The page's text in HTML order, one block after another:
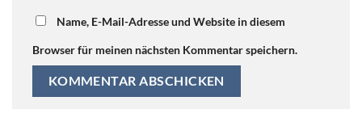
Name, E-Mail-Adresse und Website in diesem
Browser für meinen nächsten Kommentar speichern.